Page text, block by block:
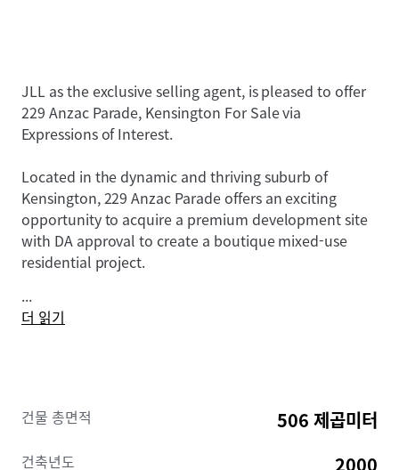
JLL as the exclusive selling agent, is pleased to offer
229 Anzac Parade, Kensington For Sale via
Expressions of Interest.
Located in the dynamic and thriving suburb of
Kensington, 229 Anzac Parade offers an exciting
opportunity to acquire a premium development site
with DA approval to create a boutique mixed-use
residential project.
...
더 읽기
건물 총면적 506 제곱미터
건축년도 2000